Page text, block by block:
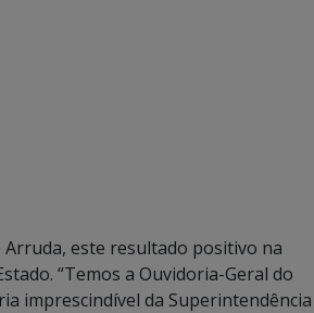
este resultado positivo na
“Temos a Ouvidoria-Geral do
imprescindível da Superintendência